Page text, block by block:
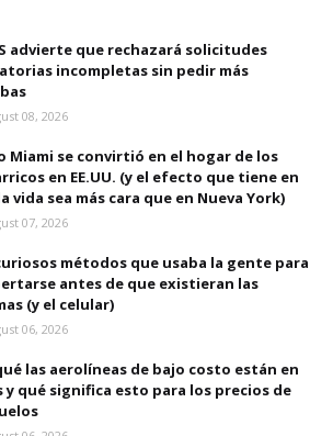
advierte que rechazará solicitudes
incompletas sin pedir más
08, 2026
Miami se convirtió en el hogar de los
en EE.UU. (y el efecto que tiene en
vida sea más cara que en Nueva York)
07, 2026
métodos que usaba la gente para
antes de que existieran las
(y el celular)
06, 2026
las aerolíneas de bajo costo están en
y qué significa esto para los precios de